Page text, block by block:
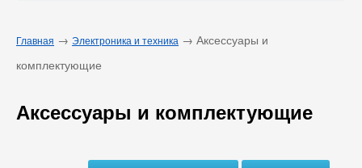
Главная → Электроника и техника → Аксессуары и
комплектующие
Аксессуары и комплектующие